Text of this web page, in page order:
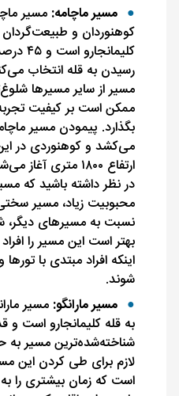
مسیر ماچامه: مسیر
کوهنوردان و
رسیدن به قله انتخاب
مسیر از سایر مسیرها
ممکن است بر کیفیت
می‌کشد و کوهنوردی در این
ارتفاع ۱۸۰۰ متری آغاز می‌شود.
در نظر داشته باشید که
محبوبیت زیاد، مسیر
نسبت به مسیرهای دیگر،
بهتر است این مسیر را
اینکه افراد مبتدی با
شوند.
مسیر مارانگو: مسیر
به قله کلیمانجارو است و
شناخته‌شده‌ترین مسیر
است که زمان بیشتری را